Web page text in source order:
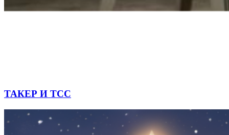
ТАКЕР И ТСС